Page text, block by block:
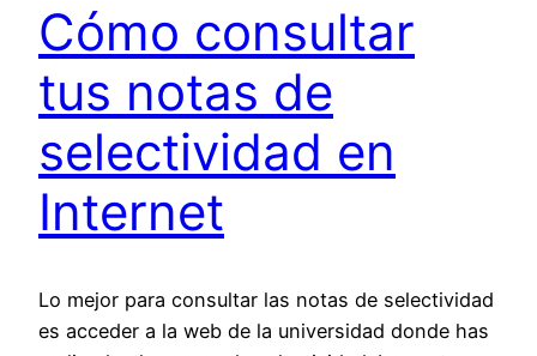
Cómo consultar
tus notas de
selectividad en
Internet
Lo mejor para consultar las notas de selectividad
es acceder a la web de la universidad donde has